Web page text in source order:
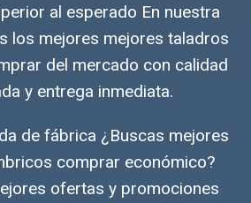
al esperado En nuestra
los mejores mejores taladros
del mercado con calidad
y entrega inmediata.
de fábrica ¿Buscas mejores
comprar económico?
ofertas y promociones